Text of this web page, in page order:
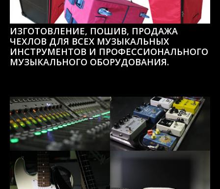
ИЗГОТОВЛЕНИЕ, ПОШИВ, ПРОДАЖА
ЧЕХЛОВ ДЛЯ ВСЕХ МУЗЫКАЛЬНЫХ
ИНСТРУМЕНТОВ И ПРОФЕССИОНАЛЬНОГО
МУЗЫКАЛЬНОГО ОБОРУДОВАНИЯ.